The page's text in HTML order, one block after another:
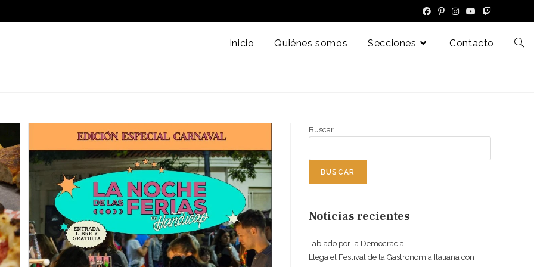
Inicio Quiénes somos Secciones Contacto
Buscar
BUSCAR
Noticias recientes
Tablado por la Democracia
Llega el Festival de la Gastronomía Italiana con